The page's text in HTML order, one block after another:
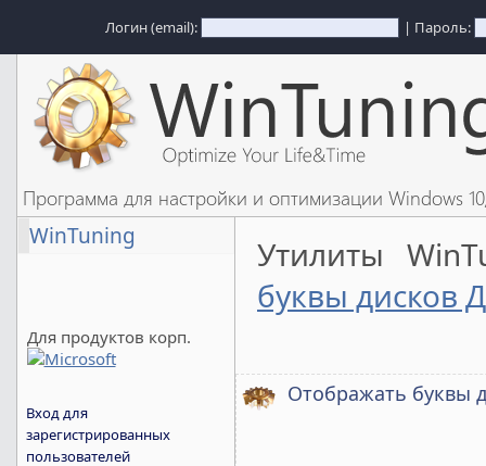
Логин (email): | Пароль:
Программа для настройки и оптимизации Windows
WinTuning
Для продуктов корп.
Вход для
зарегистрированных
пользователей
Утилиты
буквы дисков
Отображать буквы